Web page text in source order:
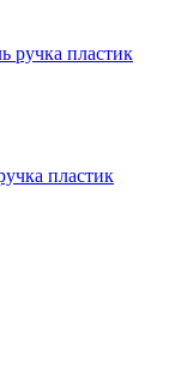
пластик